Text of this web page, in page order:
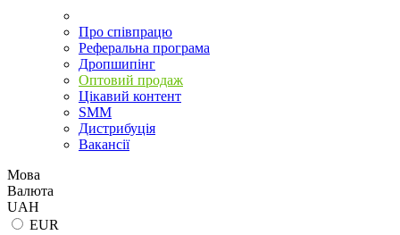
Про співпрацю
Реферальна програма
Дропшипінг
Оптовий продаж
Цікавий контент
SMM
Дистрибуція
Вакансії
Мова
Валюта
UAH
EUR